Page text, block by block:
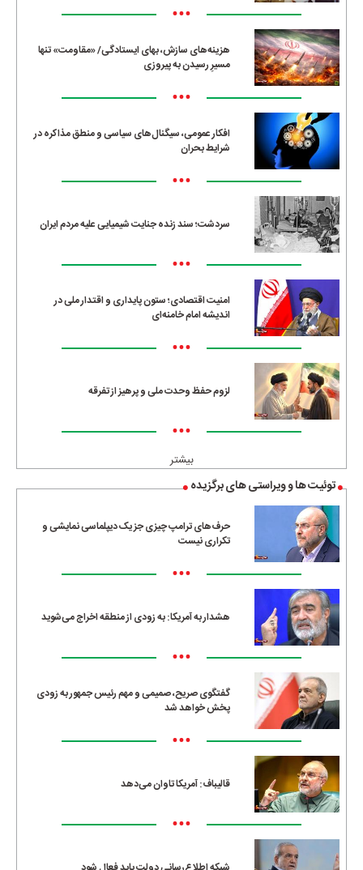
•••
هزینه‌های سازش، بهای ایستادگی/ «مقاومت» تنها
مسیرِ رسیدن به پیروزی
•••
افکار عمومی، سیگنال‌های سیاسی و منطق مذاکره در
شرایط بحران
•••
سردشت؛ سند زنده جنایت شیمیایی علیه مردم ایران
•••
امنیت اقتصادی؛ ستون پایداری و اقتدار ملی در
اندیشه امام خامنه‌ای
•••
لزوم حفظ وحدت ملی و پرهیز از تفرقه
•••
بیشتر
توئیت ها و ویراستی های برگزیده
حرف‌های ترامپ چیزی جز یک دیپلماسی نمایشی و
تکراری نیست
•••
هشدار به آمریکا: به زودی از منطقه اخراج می‌شوید
•••
گفتگوی صریح، صمیمی و مهم رئیس جمهور به زودی
پخش خواهد شد
•••
قالیباف: آمریکا تاوان می‌دهد
•••